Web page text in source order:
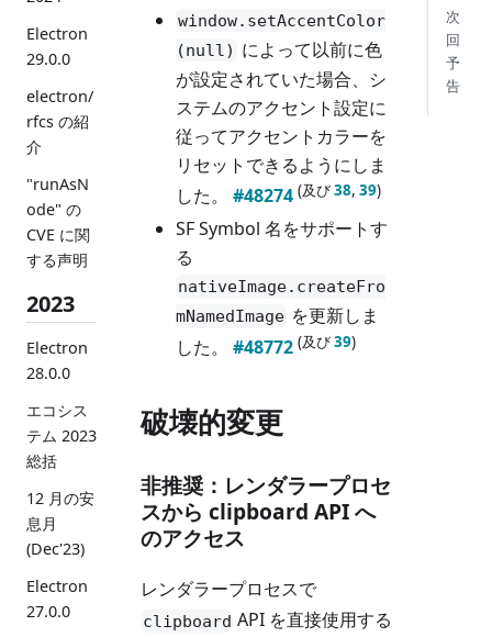
Electron
29.0.0
electron/
rfcs の紹
介
"runAsN
ode" の
CVE に関
する声明
2023
Electron
28.0.0
エコシス
テム 2023
総括
12 月の安
息月
(Dec'23)
Electron
27.0.0
window.setAccentColor
(null) によって以前に色
が設定されていた場合、シ
ステムのアクセント設定に
従ってアクセントカラーを
リセットできるようにしま
した。 #48274 (及び38, 39)
SF Symbol 名をサポートす
る
nativeImage.createFro
mNamedImage を更新しま
した。 #48772 (及び39)
破壊的変更
非推奨：レンダラープロセ
スから clipboard API へ
のアクセス
レンダラープロセスで
clipboard API を直接使用する
次
回
予
告